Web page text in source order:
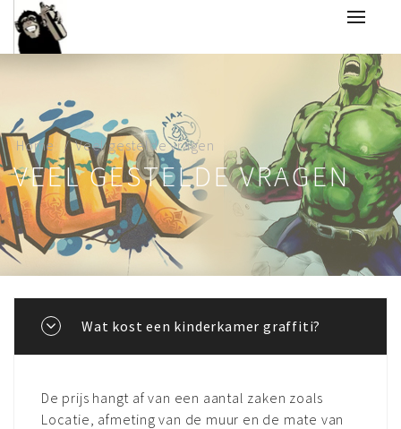
Home Veel gestelde vragen
VEEL GESTELDE VRAGEN
Wat kost een kinderkamer graffiti?
De prijs hangt af van een aantal zaken zoals
Locatie, afmeting van de muur en de mate van